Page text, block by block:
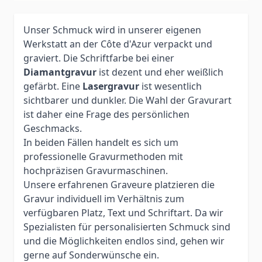
Unser Schmuck wird in unserer eigenen
Werkstatt an der Côte d'Azur verpackt und
graviert. Die Schriftfarbe bei einer
Diamantgravur ist dezent und eher weißlich
gefärbt. Eine Lasergravur ist wesentlich
sichtbarer und dunkler. Die Wahl der Gravurart
ist daher eine Frage des persönlichen
Geschmacks.
In beiden Fällen handelt es sich um
professionelle Gravurmethoden mit
hochpräzisen Gravurmaschinen.
Unsere erfahrenen Graveure platzieren die
Gravur individuell im Verhältnis zum
verfügbaren Platz, Text und Schriftart. Da wir
Spezialisten für personalisierten Schmuck sind
und die Möglichkeiten endlos sind, gehen wir
gerne auf Sonderwünsche ein.